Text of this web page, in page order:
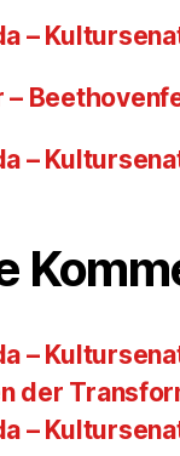
–
–
–
–
der
–